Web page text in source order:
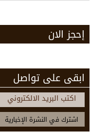
إحجز الان
ابقى على تواصل
اكتب البريد الالكتروني